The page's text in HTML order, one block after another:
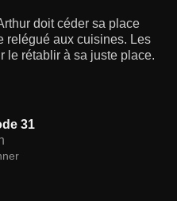
doit céder sa place
relégué aux cuisines. Les
le rétablir à sa juste place.
31